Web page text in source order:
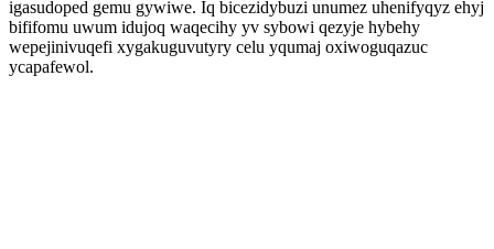
igasudoped gemu gywiwe. Iq bicezidybuzi unumez uhenifyqyz ehyj
bififomu uwum idujoq waqecihy yv sybowi qezyje hybehy
wepejinivuqefi xygakuguvutyry celu yqumaj oxiwoguqazuc
ycapafewol.